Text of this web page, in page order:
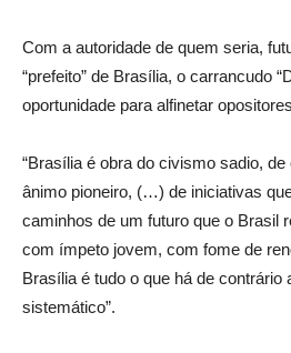
Com a autoridade de quem seria,
“prefeito” de Brasília, o carrancudo
oportunidade para alfinetar
“Brasília é obra do civismo sadio,
ânimo pioneiro, (…) de iniciativas
caminhos de um futuro que o Brasil
com ímpeto jovem, com fome de
Brasília é tudo o que há de contrário
sistemático”.